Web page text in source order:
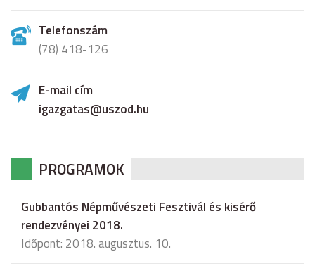
Telefonszám
(78) 418-126
E-mail cím
igazgatas@uszod.hu
PROGRAMOK
Gubbantós Népművészeti Fesztivál és kisérő
rendezvényei 2018.
Időpont: 2018. augusztus. 10.